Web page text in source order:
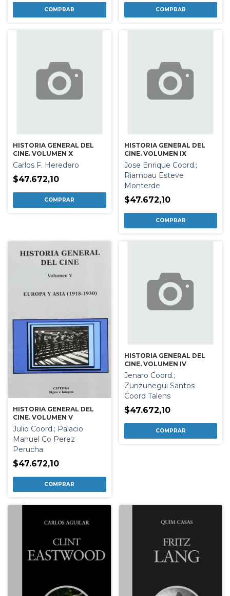
HISTORIA GENERAL DEL
CINE. VOLUMEN X
Carlos F. Heredero
$47.672,10
HISTORIA GENERAL DEL
CINE. VOLUMEN IX
Jose Enrique Coord.;
Riambau Esteve
Monterde
$47.672,10
HISTORIA GENERAL DEL
CINE. VOLUMEN V
Julio Coord.; Palacio
Manuel Co Perez
Perucha
$47.672,10
HISTORIA GENERAL DEL
CINE. VOLUMEN IV
Jenaro Coord.;
Zunzunegui Santos
Coord Talens
$47.672,10